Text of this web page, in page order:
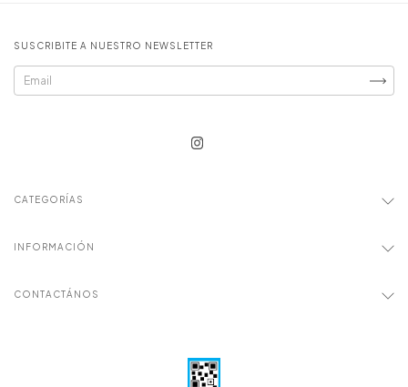
SUSCRIBITE A NUESTRO NEWSLETTER
CATEGORÍAS
INFORMACIÓN
CONTACTÁNOS